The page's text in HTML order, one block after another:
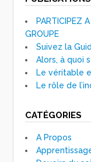
PARTICIPEZ
GROUPE
Suivez la
Alors, à quoi
Le véritable
Le rôle de
CATÉGORIES
A Propos